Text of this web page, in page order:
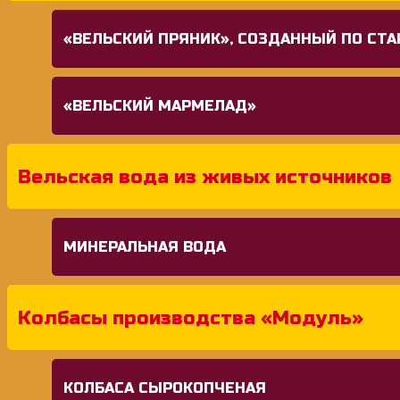
«ВЕЛЬСКИЙ ПРЯНИК», СОЗДАННЫЙ ПО
«ВЕЛЬСКИЙ МАРМЕЛАД»
Вельская вода из живых источников
МИНЕРАЛЬНАЯ ВОДА
Колбасы производства «Модуль»
КОЛБАСА СЫРОКОПЧЕНАЯ